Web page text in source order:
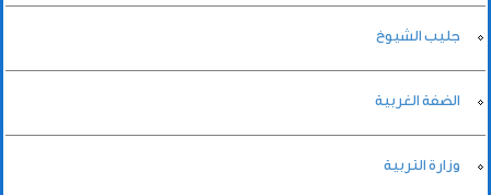
جليب الشيوخ
الضفة الغربية
وزارة التربية